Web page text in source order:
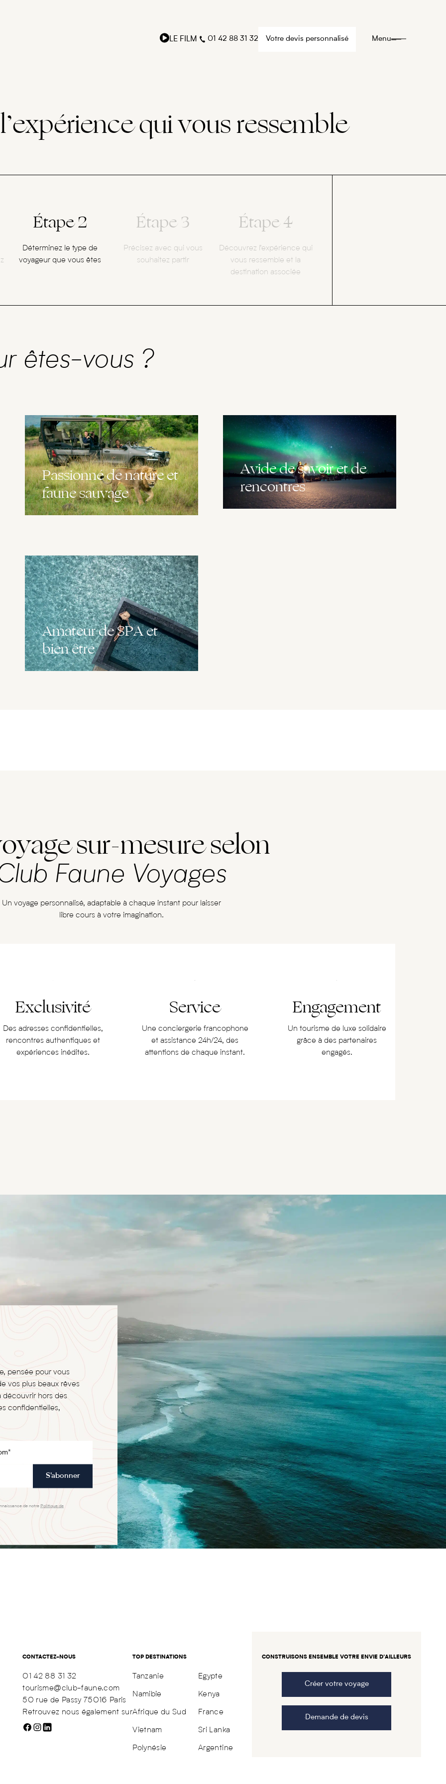
LE FILM 01 42 88 31 32 Votre devis personnalisé Menu
qui vous ressemble
Étape 2
Déterminez le type de
voyageur que vous êtes
Étape 3
Précisez avec qui vous
souhaitez partir
Étape 4
Découvrez l’expérience qui
vous ressemble et la
destination associée
êtes-vous ?
Passionné de nature et
faune sauvage
Avide de savoir et de
rencontres
Amateur de SPA et
bien être
sur-mesure selon
Faune Voyages
Un voyage personnalisé, adaptable à chaque instant pour laisser
libre cours à votre imagination.
Exclusivité
Des adresses confidentielles,
rencontres authentiques et
expériences inédites.
Service
Une conciergerie francophone
et assistance 24h/24, des
attentions de chaque instant.
Engagement
Un tourisme de luxe solidaire
grâce à des partenaires
engagés.
pensée pour vous
vos plus beaux rêves
découvrir hors des
confidentielles,
S'abonner
de notre Politique de
CONTACTEZ-NOUS
01 42 88 31 32
tourisme@club-faune.com
50 rue de Passy 75016 Paris
Retrouvez nous également sur
TOP DESTINATIONS
Tanzanie Egypte
Namibie Kenya
Afrique du Sud France
Vietnam Sri Lanka
Polynésie Argentine
CONSTRUISONS ENSEMBLE VOTRE ENVIE D’AILLEURS
Créer votre voyage
Demande de devis